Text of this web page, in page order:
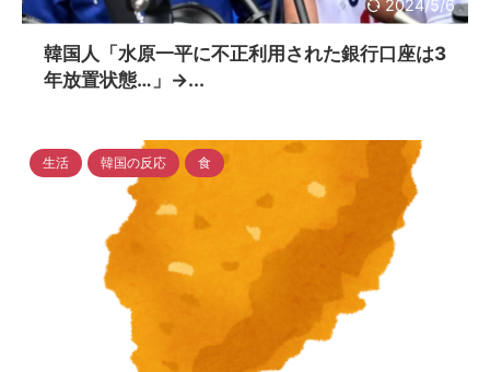
2024/5/6
韓国人「水原一平に不正利用された銀行口座は3
年放置状態…」→...
生活 韓国の反応 食